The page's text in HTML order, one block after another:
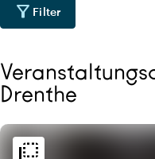
filter_alt Filter
Drenthe
flip_to_back